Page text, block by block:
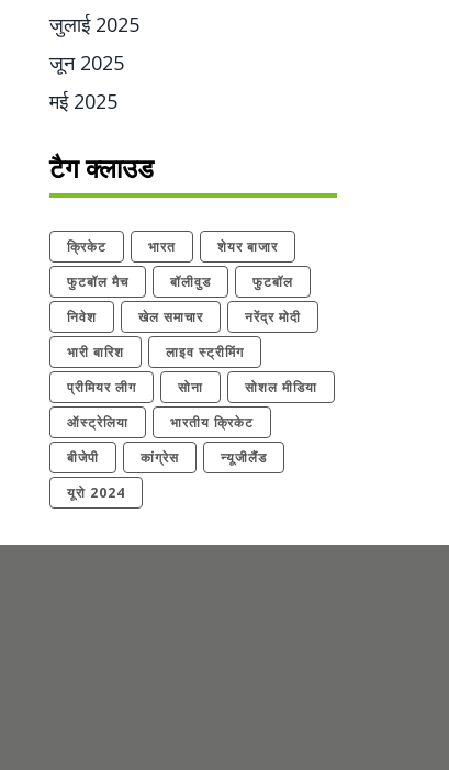
जुलाई 2025
जून 2025
मई 2025
टैग क्लाउड
क्रिकेट भारत
शेयर बाजार
फुटबॉल मैच
बॉलीवुड
फुटबॉल
निवेश
खेल समाचार
नरेंद्र मोदी
भारी बारिश
लाइव स्ट्रीमिंग
प्रीमियर लीग
सोना
सोशल मीडिया
ऑस्ट्रेलिया
भारतीय क्रिकेट
बीजेपी
कांग्रेस
न्यूजीलैंड
यूरो 2024